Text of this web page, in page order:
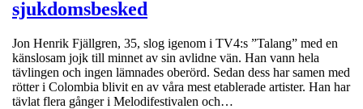
sjukdomsbesked
Jon Henrik Fjällgren, 35, slog igenom i TV4:s ”Talang” med en
känslosam jojk till minnet av sin avlidne vän. Han vann hela
tävlingen och ingen lämnades oberörd. Sedan dess har samen med
rötter i Colombia blivit en av våra mest etablerade artister. Han har
tävlat flera gånger i Melodifestivalen och…